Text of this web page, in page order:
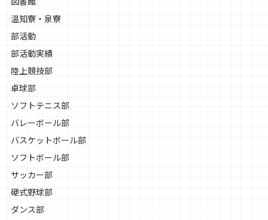
温知寮・泉寮
部活動
部活動実績
陸上競技部
卓球部
ソフトテニス部
バレーボール部
バスケットボール部
ソフトボール部
サッカー部
硬式野球部
ダンス部